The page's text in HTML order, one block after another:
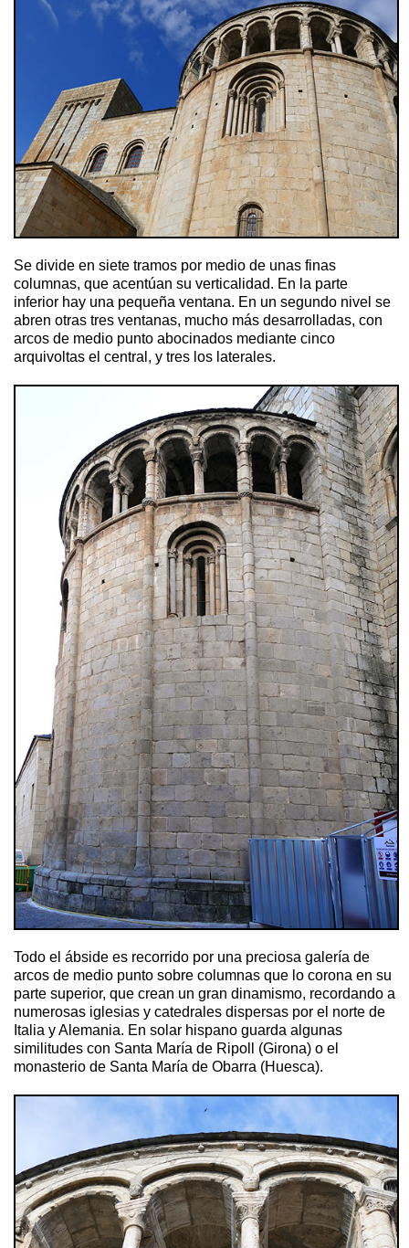
Se divide en siete tramos por medio de unas finas
columnas, que acentúan su verticalidad. En la parte
inferior hay una pequeña ventana. En un segundo nivel se
abren otras tres ventanas, mucho más desarrolladas, con
arcos de medio punto abocinados mediante cinco
arquivoltas el central, y tres los laterales.
Todo el ábside es recorrido por una preciosa galería de
arcos de medio punto sobre columnas que lo corona en su
parte superior, que crean un gran dinamismo, recordando a
numerosas iglesias y catedrales dispersas por el norte de
Italia y Alemania. En solar hispano guarda algunas
similitudes con Santa María de Ripoll (Girona) o el
monasterio de Santa María de Obarra (Huesca).